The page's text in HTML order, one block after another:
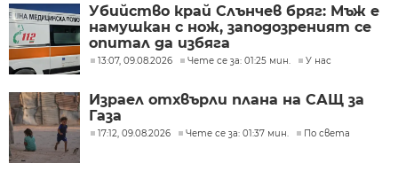
Убийство край Слънчев бряг: Мъж е
намушкан с нож, заподозреният се
опитал да избяга
13:07, 09.08.2026 Чете се за: 01:25 мин. У нас
Израел отхвърли плана на САЩ за
Газа
17:12, 09.08.2026 Чете се за: 01:37 мин. По света